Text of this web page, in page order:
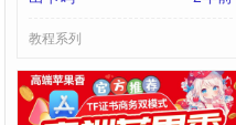
教程系列